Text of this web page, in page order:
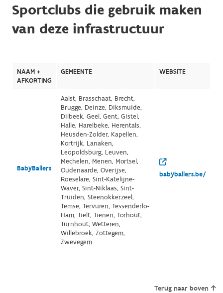
Sportclubs die gebruik maken
van deze infrastructuur
NAAM +
AFKORTING
GEMEENTE WEBSITE
BabyBallers
Aalst, Brasschaat, Brecht,
Brugge, Deinze, Diksmuide,
Dilbeek, Geel, Gent, Gistel,
Halle, Harelbeke, Herentals,
Heusden-Zolder, Kapellen,
Kortrijk, Lanaken,
Leopoldsburg, Leuven,
Mechelen, Menen, Mortsel,
Oudenaarde, Overijse,
Roeselare, Sint-Katelijne-
Waver, Sint-Niklaas, Sint-
Truiden, Steenokkerzeel,
Temse, Tervuren, Tessenderlo-
Ham, Tielt, Tienen, Torhout,
Turnhout, Wetteren,
Willebroek, Zottegem,
Zwevegem
babyballers.be/
Terug naar boven